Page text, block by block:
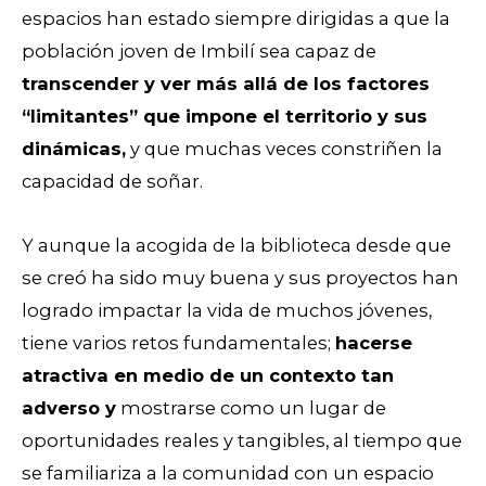
espacios han estado siempre dirigidas a que la
población joven de Imbilí sea capaz de
transcender y ver más allá de los factores
“limitantes” que impone el territorio y sus
dinámicas, y que muchas veces constriñen la
capacidad de soñar.
Y aunque la acogida de la biblioteca desde que
se creó ha sido muy buena y sus proyectos han
logrado impactar la vida de muchos jóvenes,
tiene varios retos fundamentales; hacerse
atractiva en medio de un contexto tan
adverso y mostrarse como un lugar de
oportunidades reales y tangibles, al tiempo que
se familiariza a la comunidad con un espacio